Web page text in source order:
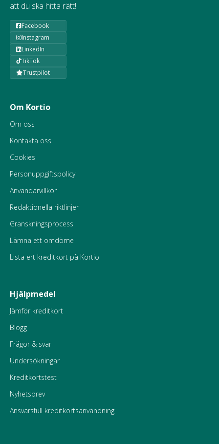
att du ska hitta rätt!
Facebook
Instagram
LinkedIn
TikTok
Trustpilot
Om Kortio
Om oss
Kontakta oss
Cookies
Personuppgiftspolicy
Användarvillkor
Redaktionella riktlinjer
Granskningsprocess
Lämna ett omdöme
Lista ert kreditkort på Kortio
Hjälpmedel
Jämför kreditkort
Blogg
Frågor & svar
Undersökningar
Kreditkortstest
Nyhetsbrev
Ansvarsfull kreditkortsanvändning